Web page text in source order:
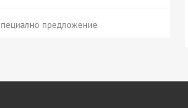
предложение